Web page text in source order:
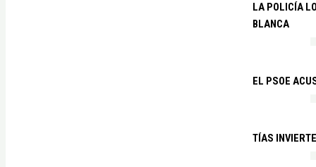
LA POLICÍA
BLANCA
EL PSOE
TÍAS